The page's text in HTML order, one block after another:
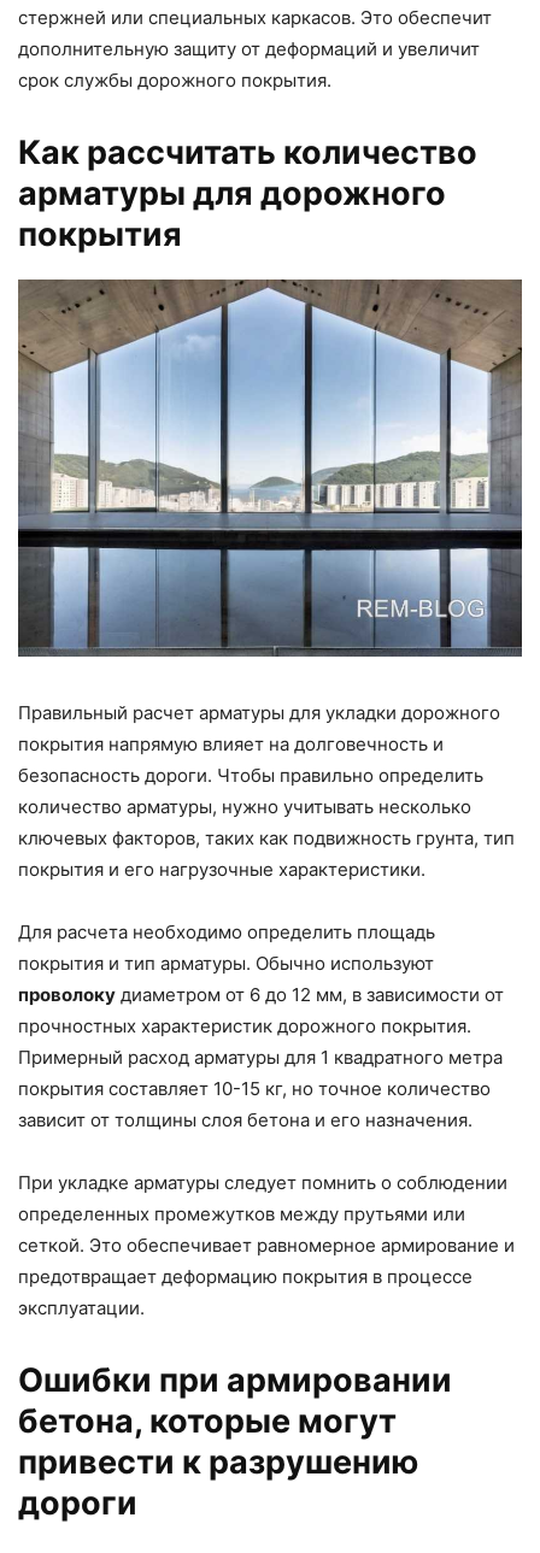
стержней или специальных каркасов. Это обеспечит
дополнительную защиту от деформаций и увеличит
срок службы дорожного покрытия.
Как рассчитать количество
арматуры для дорожного
покрытия
Правильный расчет арматуры для укладки дорожного
покрытия напрямую влияет на долговечность и
безопасность дороги. Чтобы правильно определить
количество арматуры, нужно учитывать несколько
ключевых факторов, таких как подвижность грунта, тип
покрытия и его нагрузочные характеристики.
Для расчета необходимо определить площадь
покрытия и тип арматуры. Обычно используют
проволоку диаметром от 6 до 12 мм, в зависимости от
прочностных характеристик дорожного покрытия.
Примерный расход арматуры для 1 квадратного метра
покрытия составляет 10-15 кг, но точное количество
зависит от толщины слоя бетона и его назначения.
При укладке арматуры следует помнить о соблюдении
определенных промежутков между прутьями или
сеткой. Это обеспечивает равномерное армирование и
предотвращает деформацию покрытия в процессе
эксплуатации.
Ошибки при армировании
бетона, которые могут
привести к разрушению
дороги